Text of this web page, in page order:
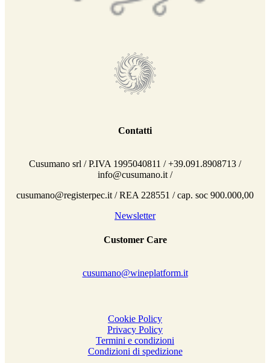
Contatti
Cusumano srl / P.IVA 1995040811 / +39.091.8908713 /
info@cusumano.it /
cusumano@registerpec.it / REA 228551 / cap. soc 900.000,00
Newsletter
Customer Care
cusumano@wineplatform.it
Cookie Policy
Privacy Policy
Termini e condizioni
Condizioni di spedizione